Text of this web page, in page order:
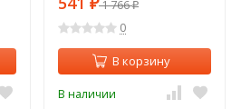
₽1 766₽
0
В корзину
В наличии